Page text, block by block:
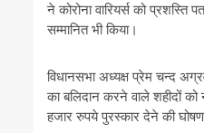
ने कोरोना वारियर्स को
सम्मानित भी किया।
विधानसभा अध्यक्ष प्रेम चन्द
का बलिदान करने वाले शहीदों को
हजार रुपये पुरस्कार देने की